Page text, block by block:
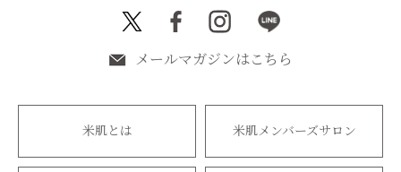
メールマガジンはこちら
米肌とは 米肌メンバーズサロン